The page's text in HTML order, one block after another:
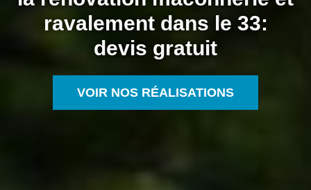
ravalement dans le 33:
devis gratuit
VOIR NOS RÉALISATIONS